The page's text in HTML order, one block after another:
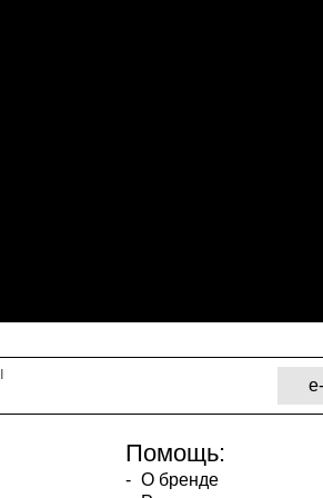
Помощь:
О бренде